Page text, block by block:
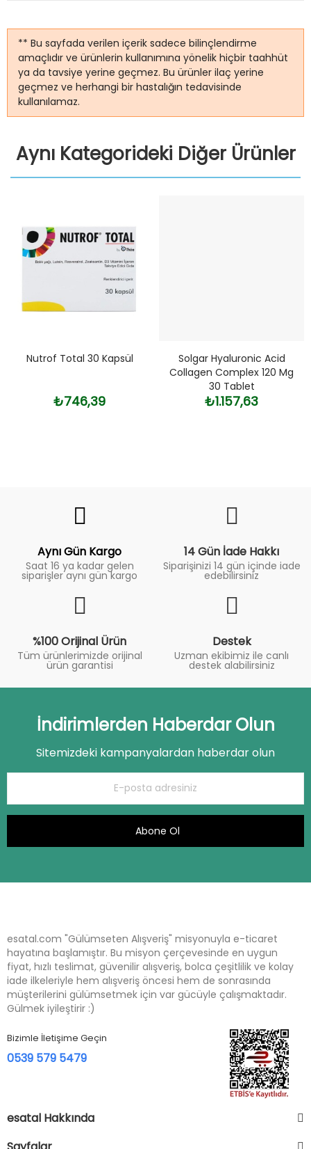
** Bu sayfada verilen içerik sadece bilinçlendirme
amaçlıdır ve ürünlerin kullanımına yönelik hiçbir taahhüt
ya da tavsiye yerine geçmez. Bu ürünler ilaç yerine
geçmez ve herhangi bir hastalığın tedavisinde
kullanılamaz.
Aynı Kategorideki Diğer Ürünler
Nutrof Total 30 Kapsül
₺746,39
Solgar Hyaluronic Acid
Collagen Complex 120 Mg
30 Tablet
₺1.157,63
Aynı Gün Kargo
Saat 16 ya kadar gelen
siparişler aynı gün kargo
14 Gün İade Hakkı
Siparişinizi 14 gün içinde iade
edebilirsiniz
%100 Orijinal Ürün
Tüm ürünlerimizde orijinal
ürün garantisi
Destek
Uzman ekibimiz ile canlı
destek alabilirsiniz
İndirimlerden Haberdar Olun
Sitemizdeki kampanyalardan haberdar olun
Abone Ol
esatal.com "Gülümseten Alışveriş" misyonuyla e-ticaret
hayatına başlamıştır. Bu misyon çerçevesinde en uygun
fiyat, hızlı teslimat, güvenilir alışveriş, bolca çeşitlilik ve kolay
iade ilkeleriyle hem alışveriş öncesi hem de sonrasında
müşterilerini gülümsetmek için var gücüyle çalışmaktadır.
Gülmek iyileştirir :)
Bizimle İletişime Geçin
0539 579 5479
esatal Hakkında